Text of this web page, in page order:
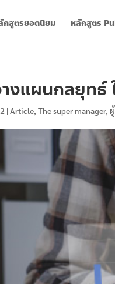
กสูตรยอดนิยม หลักสูตร
งแผนกลยุทธ์
|Article,The super manager,